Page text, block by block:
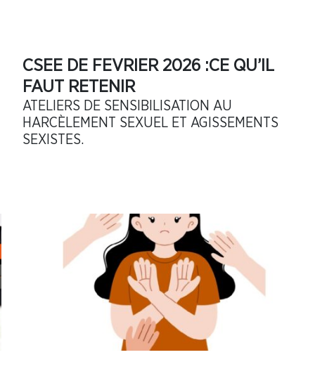
CSEE DE FEVRIER 2026 :CE QU’IL
FAUT RETENIR
ATELIERS DE SENSIBILISATION AU
HARCÈLEMENT SEXUEL ET AGISSEMENTS
SEXISTES.